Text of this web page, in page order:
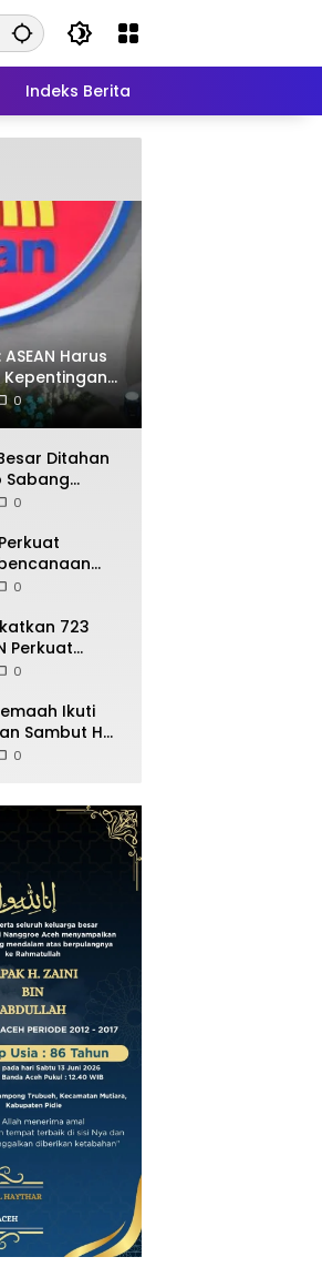
Indeks Berita
Harus
0
Ditahan
Sabang
0
0
723
Perkuat
Aceh
0
Ikuti
Sambut HUT
0